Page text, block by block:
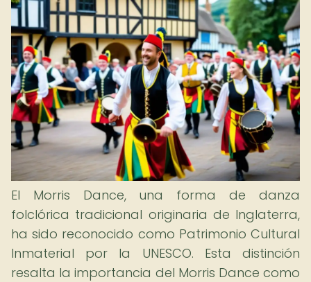
El Morris Dance, una forma de danza
folclórica tradicional originaria de Inglaterra,
ha sido reconocido como Patrimonio Cultural
Inmaterial por la UNESCO. Esta distinción
resalta la importancia del Morris Dance como